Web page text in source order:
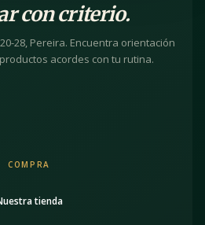
con criterio.
28, Pereira. Encuentra orientación
acordes con tu rutina.
COMPRA
tienda